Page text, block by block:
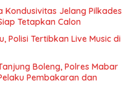
Jelang Pilkades
Tetapkan Calon
Polisi Tertibkan Live Music di
Boleng, Polres Mabar
Pembakaran dan